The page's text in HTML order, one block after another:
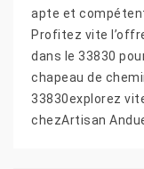
apte et
Profitez vite
dans le 33830
chapeau de
33830explorez
chezArtisan